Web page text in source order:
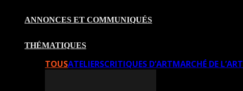
ANNONCES ET COMMUNIQUÉS
THÉMATIQUES
TOUSATELIERSCRITIQUES D’ARTMARCHÉ DE L’ART